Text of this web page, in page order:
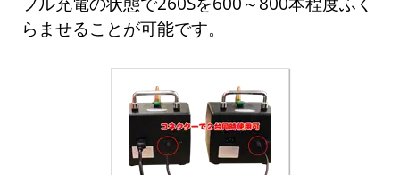
らませることが可能です。